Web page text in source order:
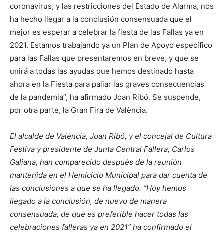
coronavirus, y las restricciones del Estado de Alarma, nos
ha hecho llegar a la conclusión consensuada que el
mejor es esperar a celebrar la fiesta de las Fallas ya en
2021. Estamos trabajando ya un Plan de Apoyo específico
para las Fallas que presentaremos en breve, y que se
unirá a todas las ayudas que hemos destinado hasta
ahora en la Fiesta para paliar las graves consecuencias
de la pandemia”, ha afirmado Joan Ribó. Se suspende,
por otra parte, la Gran Fira de València.
El alcalde de València, Joan Ribó, y el concejal de Cultura
Festiva y presidente de Junta Central Fallera, Carlos
Galiana, han comparecido después de la reunión
mantenida en el Hemiciclo Municipal para dar cuenta de
las conclusiones a que se ha llegado. “Hoy hemos
llegado a la conclusión, de nuevo de manera
consensuada, de que es preferible hacer todas las
celebraciones falleras ya en 2021” ha confirmado el